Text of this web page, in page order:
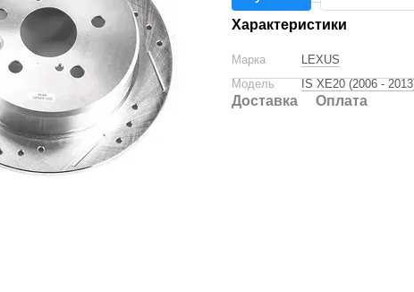
Характеристики
Марка
LEXUS
Модель
IS XE20 (2006 -
Доставка Оплата